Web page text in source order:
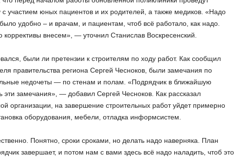
участием юных пациентов и их родителей, а также медиков. «Надо
удобно – и врачам, и пациентам, чтоб всё работало, как надо.
внесем», — уточнил Станислав Воскресенский.
были ли претензии к строителям по ходу работ. Как сообщил
правительства региона Сергей Чесноков, были замечания по
недочеты — по стенам и полам. «Подрядчик в ближайшую
эти замечания», — добавил Сергей Чесноков. Как рассказал
организации, на завершение строительных работ уйдет примерно
оборудования, мебели, отладка информсистем.
Понятно, сроки сроками, но делать надо наверняка. План
завершает, и потом нам с вами здесь всё надо наладить, чтоб это